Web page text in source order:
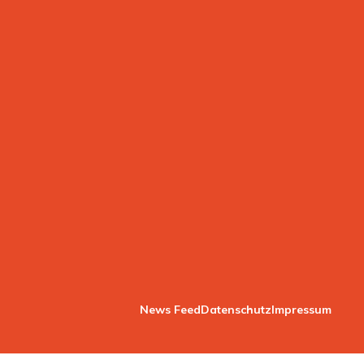
News FeedDatenschutzImpressum